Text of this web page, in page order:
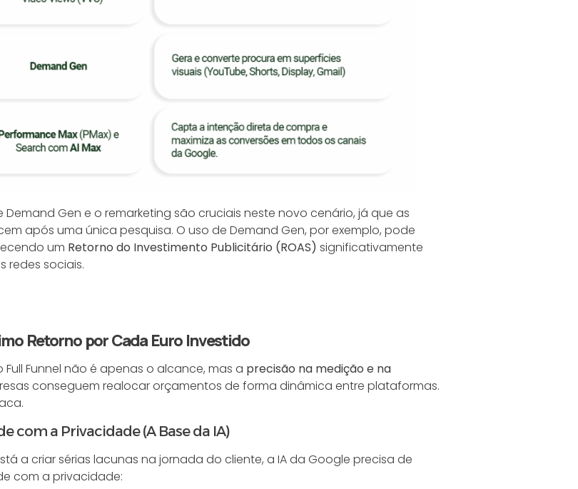
Demand Gen e o remarketing são cruciais neste novo cenário, já que as
após uma única pesquisa. O uso de Demand Gen, por exemplo, pode
um Retorno do Investimento Publicitário (ROAS) significativamente
redes sociais.
Retorno por Cada Euro Investido
Funnel não é apenas o alcance, mas a precisão na medição e na
conseguem realocar orçamentos de forma dinâmica entre plataformas.
com a Privacidade (A Base da IA)
a criar sérias lacunas na jornada do cliente, a IA da Google precisa de
com a privacidade: